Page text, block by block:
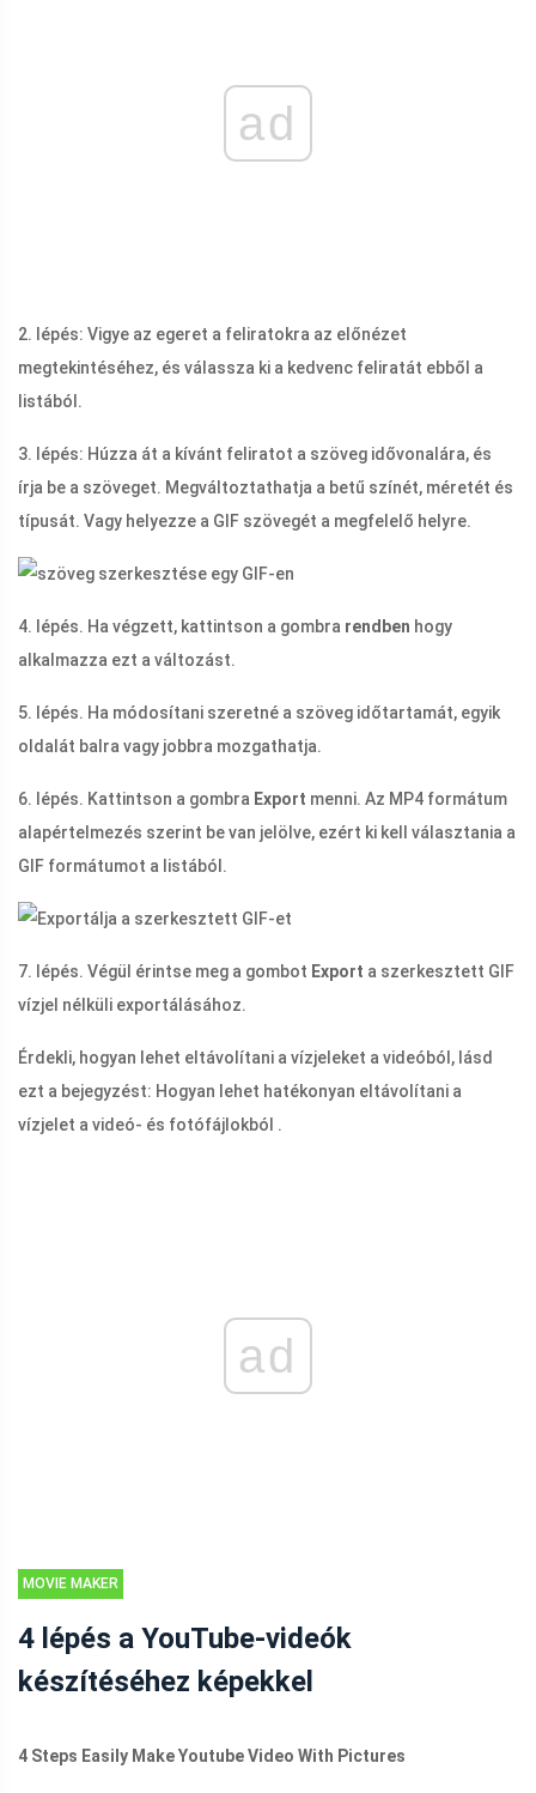
ad
2. lépés: Vigye az egeret a feliratokra az előnézet
megtekintéséhez, és válassza ki a kedvenc feliratát ebből a
listából.
3. lépés: Húzza át a kívánt feliratot a szöveg idővonalára, és
írja be a szöveget. Megváltoztathatja a betű színét, méretét és
típusát. Vagy helyezze a GIF szövegét a megfelelő helyre.
4. lépés. Ha végzett, kattintson a gombra rendben hogy
alkalmazza ezt a változást.
5. lépés. Ha módosítani szeretné a szöveg időtartamát, egyik
oldalát balra vagy jobbra mozgathatja.
6. lépés. Kattintson a gombra Export menni. Az MP4 formátum
alapértelmezés szerint be van jelölve, ezért ki kell választania a
GIF formátumot a listából.
7. lépés. Végül érintse meg a gombot Export a szerkesztett GIF
vízjel nélküli exportálásához.
Érdekli, hogyan lehet eltávolítani a vízjeleket a videóból, lásd
ezt a bejegyzést: Hogyan lehet hatékonyan eltávolítani a
vízjelet a videó- ​​és fotófájlokból .
ad
MOVIE MAKER
4 lépés a YouTube-videók
készítéséhez képekkel
4 Steps Easily Make Youtube Video With Pictures